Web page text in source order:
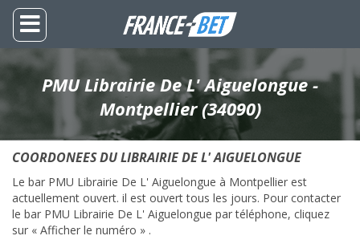
PMU Librairie De L' Aiguelongue -
Montpellier (34090)
COORDONEES DU LIBRAIRIE DE L' AIGUELONGUE
Le bar PMU Librairie De L' Aiguelongue à Montpellier est
actuellement ouvert. il est ouvert tous les jours. Pour contacter
le bar PMU Librairie De L' Aiguelongue par téléphone, cliquez
sur « Afficher le numéro » .